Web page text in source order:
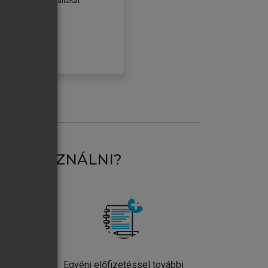
HASZNÁLNI?
Egyéni előfizetéssel további